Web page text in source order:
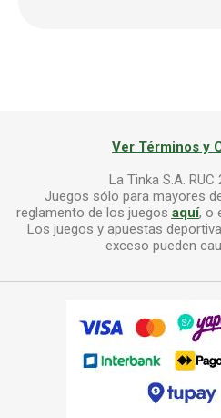
Ver Términos y
La Tinka S.A. RUC
Juegos sólo para mayores
reglamento de los juegos aquí, o
Los juegos y apuestas
exceso pueden